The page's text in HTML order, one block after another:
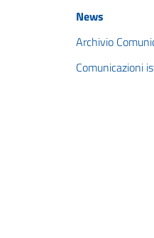
News
Archivio
Comunicazioni